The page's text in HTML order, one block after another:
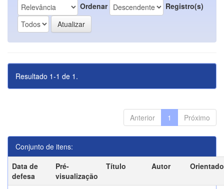
Ordenar Registro(s)
Resultado 1-1 de 1.
Anterior 1 Próximo
Conjunto de itens:
Data de
defesa
Pré-
visualização
Título Autor